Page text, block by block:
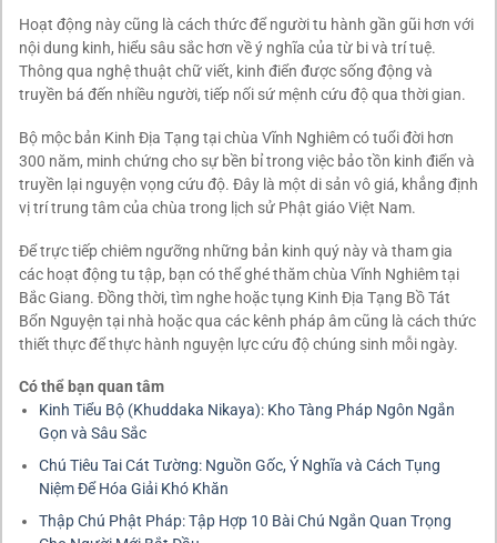
Hoạt động này cũng là cách thức để người tu hành gần gũi hơn với
nội dung kinh, hiểu sâu sắc hơn về ý nghĩa của từ bi và trí tuệ.
Thông qua nghệ thuật chữ viết, kinh điển được sống động và
truyền bá đến nhiều người, tiếp nối sứ mệnh cứu độ qua thời gian.
Bộ mộc bản Kinh Địa Tạng tại chùa Vĩnh Nghiêm có tuổi đời hơn
300 năm, minh chứng cho sự bền bỉ trong việc bảo tồn kinh điển và
truyền lại nguyện vọng cứu độ. Đây là một di sản vô giá, khẳng định
vị trí trung tâm của chùa trong lịch sử Phật giáo Việt Nam.
Để trực tiếp chiêm ngưỡng những bản kinh quý này và tham gia
các hoạt động tu tập, bạn có thể ghé thăm chùa Vĩnh Nghiêm tại
Bắc Giang. Đồng thời, tìm nghe hoặc tụng Kinh Địa Tạng Bồ Tát
Bổn Nguyện tại nhà hoặc qua các kênh pháp âm cũng là cách thức
thiết thực để thực hành nguyện lực cứu độ chúng sinh mỗi ngày.
Có thể bạn quan tâm
Kinh Tiểu Bộ (Khuddaka Nikaya): Kho Tàng Pháp Ngôn Ngắn
Gọn và Sâu Sắc
Chú Tiêu Tai Cát Tường: Nguồn Gốc, Ý Nghĩa và Cách Tụng
Niệm Để Hóa Giải Khó Khăn
Thập Chú Phật Pháp: Tập Hợp 10 Bài Chú Ngắn Quan Trọng